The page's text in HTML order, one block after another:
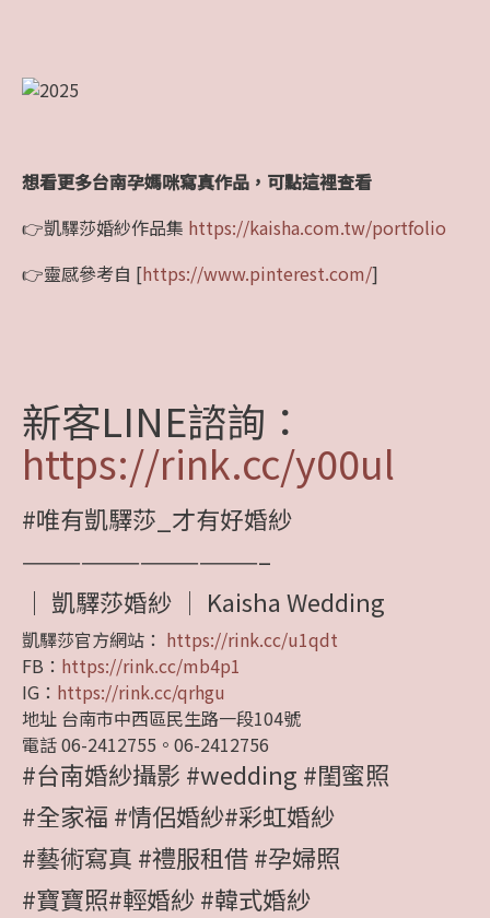
想看更多台南孕媽咪寫真作品，可點這裡查看
👉凱驛莎婚紗作品集 https://kaisha.com.tw/portfolio
👉靈感參考自 [https://www.pinterest.com/]
新客LINE諮詢：
https://rink.cc/y00ul
#唯有凱驛莎_才有好婚紗
————————————–
｜ 凱驛莎婚紗 │ Kaisha Wedding
凱驛莎官方網站： https://rink.cc/u1qdt
FB： https://rink.cc/mb4p1
IG： https://rink.cc/qrhgu
地址 台南市中西區民生路一段104號
電話 06-2412755。06-2412756
#台南婚紗攝影 #wedding #閨蜜照
#全家福 #情侶婚紗#彩虹婚紗
#藝術寫真 #禮服租借#孕婦照
#寶寶照#輕婚紗#韓式婚紗